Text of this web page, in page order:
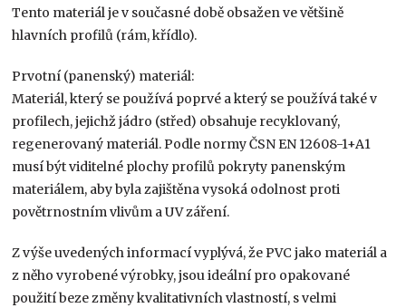
Tento materiál je v současné době obsažen ve většině
hlavních profilů (rám, křídlo).
Prvotní (panenský) materiál:
Materiál, který se používá poprvé a který se používá také v
profilech, jejichž jádro (střed) obsahuje recyklovaný,
regenerovaný materiál. Podle normy ČSN EN 12608-1+A1
musí být viditelné plochy profilů pokryty panenským
materiálem, aby byla zajištěna vysoká odolnost proti
povětrnostním vlivům a UV záření.
Z výše uvedených informací vyplývá, že PVC jako materiál a
z něho vyrobené výrobky, jsou ideální pro opakované
použití beze změny kvalitativních vlastností, s velmi